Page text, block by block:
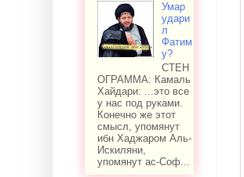
Умар
удари
л
Фатим
у?
СТЕН
ОГРАММА: Камаль
Хайдари: ...это все
у нас под руками.
Конечно же этот
смысл, упомянут
ибн Хаджаром Аль-
Искиляни,
упомянут ас-Соф...